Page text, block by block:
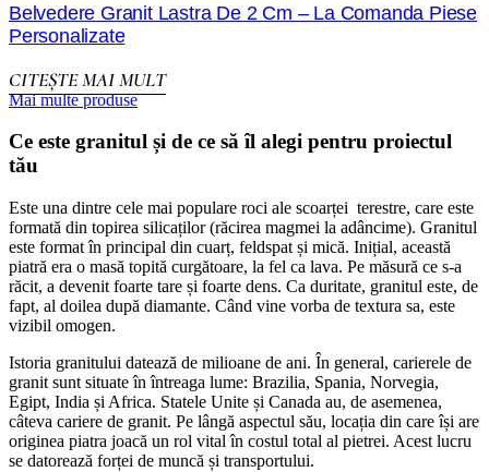
Belvedere Granit Lastra De 2 Cm – La Comanda Piese
Personalizate
CITEȘTE MAI MULT
Mai multe produse
Ce este granitul și de ce să îl alegi pentru proiectul
tău
Este una dintre cele mai populare roci ale scoarței terestre, care este
formată din topirea silicaților (răcirea magmei la adâncime). Granitul
este format în principal din cuarț, feldspat și mică. Inițial, această
piatră era o masă topită curgătoare, la fel ca lava. Pe măsură ce s-a
răcit, a devenit foarte tare și foarte dens. Ca duritate, granitul este, de
fapt, al doilea după diamante. Când vine vorba de textura sa, este
vizibil omogen.
Istoria granitului datează de milioane de ani. În general, carierele de
granit sunt situate în întreaga lume: Brazilia, Spania, Norvegia,
Egipt, India și Africa. Statele Unite și Canada au, de asemenea,
câteva cariere de granit. Pe lângă aspectul său, locația din care își are
originea piatra joacă un rol vital în costul total al pietrei. Acest lucru
se datorează forței de muncă și transportului.